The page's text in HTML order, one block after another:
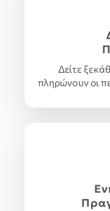
Δείτε
πληρώνουν οι